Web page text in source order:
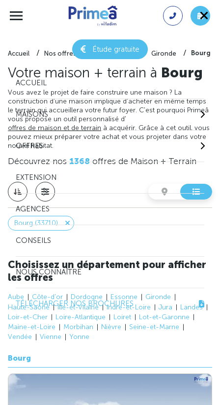
Étude gratuite
ACCUEIL
MAISONS
OFFRES
EXTENSION
AGENCES
CONSEILS
NOUS CONNAÎTRE
TÉLÉCHARGER NOS BROCHURES
Accueil Nos offres de maison + terrain Gironde Bourg
Votre maison + terrain à Bourg
Vous avez le projet de faire construire une maison ? La
construction d'une maison implique d'acheter en même temps
le terrain qui accueillera votre futur foyer. C'est pourquoi Primeâ
vous propose un outil personnalisé d'
offres de maison et de terrain à acquérir. Grâce à cet outil, vous
pouvez mieux préparer votre achat et vous projeter dans votre
nouvel habitat.
Découvrez nos1368offres de Maison + Terrain
Bourg (33710)
Choisissez un département pour afficher
les offres
Aube Côte-d'or Dordogne Essonne
Gironde
Haute-Saône
Ille-et-Vilaine Indre-et-Loire Jura
Landes
Loir-et-Cher
Loire-Atlantique Loiret
Lot-et-Garonne
Maine-et-Loire
Morbihan Nièvre
Seine-et-Marne
Vendée
Vienne Yonne
Bourg